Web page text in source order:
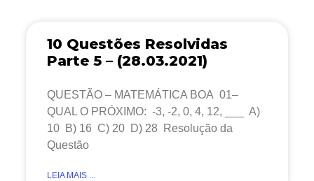
10 Questões Resolvidas
Parte 5 – (28.03.2021)
QUESTÃO – MATEMÁTICA BOA 01–
QUAL O PRÓXIMO: -3, -2, 0, 4, 12, ___ A)
10 B) 16 C) 20 D) 28 Resolução da
Questão
LEIA MAIS ...